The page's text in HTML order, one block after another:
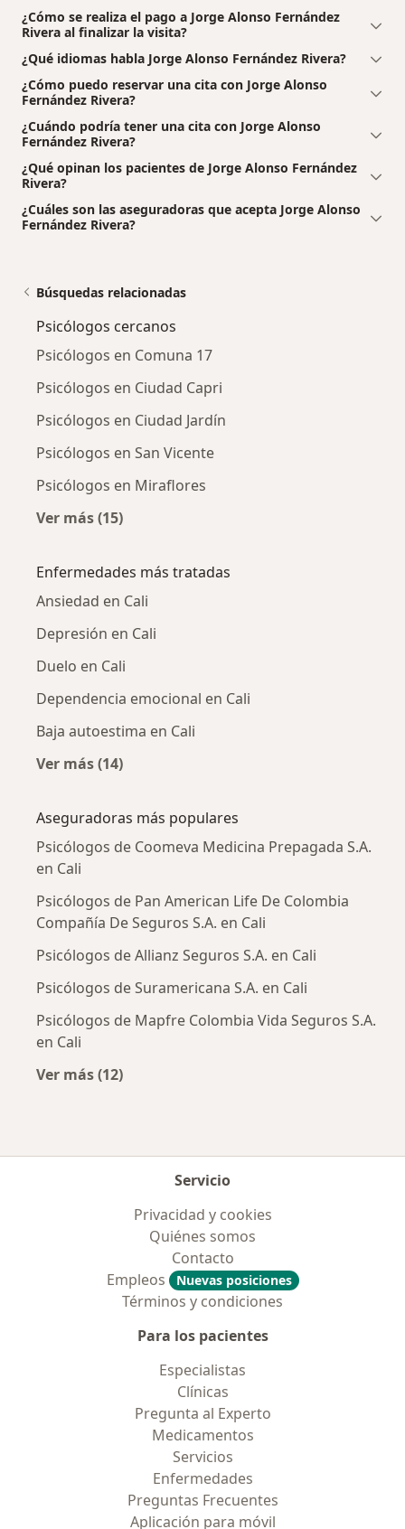
¿Cómo se realiza el pago a Jorge Alonso Fernández
Rivera al finalizar la visita?
¿Qué idiomas habla Jorge Alonso Fernández Rivera?
¿Cómo puedo reservar una cita con Jorge Alonso
Fernández Rivera?
¿Cuándo podría tener una cita con Jorge Alonso
Fernández Rivera?
¿Qué opinan los pacientes de Jorge Alonso Fernández
Rivera?
¿Cuáles son las aseguradoras que acepta Jorge Alonso
Fernández Rivera?
Búsquedas relacionadas
Psicólogos cercanos
Psicólogos en Comuna 17
Psicólogos en Ciudad Capri
Psicólogos en Ciudad Jardín
Psicólogos en San Vicente
Psicólogos en Miraflores
Ver más (15)
Enfermedades más tratadas
Ansiedad en Cali
Depresión en Cali
Duelo en Cali
Dependencia emocional en Cali
Baja autoestima en Cali
Ver más (14)
Aseguradoras más populares
Psicólogos de Coomeva Medicina Prepagada S.A.
en Cali
Psicólogos de Pan American Life De Colombia
Compañía De Seguros S.A. en Cali
Psicólogos de Allianz Seguros S.A. en Cali
Psicólogos de Suramericana S.A. en Cali
Psicólogos de Mapfre Colombia Vida Seguros S.A.
en Cali
Ver más (12)
Servicio
Privacidad y cookies
Quiénes somos
Contacto
Empleos
Nuevas posiciones
Términos y condiciones
Para los pacientes
Especialistas
Clínicas
Pregunta al Experto
Medicamentos
Servicios
Enfermedades
Preguntas Frecuentes
Aplicación para móvil